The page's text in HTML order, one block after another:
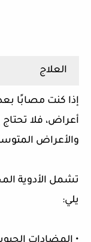
العلاج
إذا كنت مصابًا
أعراض، فلا
والأعراض
تشمل الأدوية
يلي: